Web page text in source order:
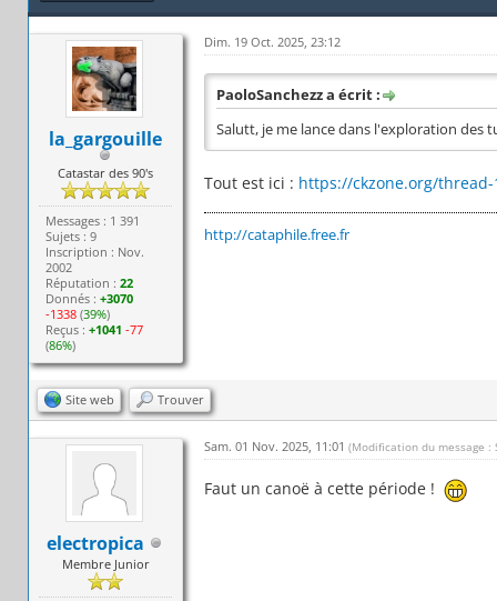
la_gargouille
Catastar des 90's
Messages : 1 391
Sujets : 9
Inscription : Nov.
2002
Réputation :22
Donnés :+3070
-1338 (39%)
Reçus :+1041 -77
(86%)
Dim. 19 Oct. 2025, 23:12
PaoloSanchezz a écrit :
Salutt, je me lance dans l'exploration des
Tout est ici : https://ckzone.org/thread-
http://cataphile.free.fr
Site web Trouver
electropica
Membre Junior
Sam. 01 Nov. 2025, 11:01 (Modification du message
Faut un canoë à cette période !